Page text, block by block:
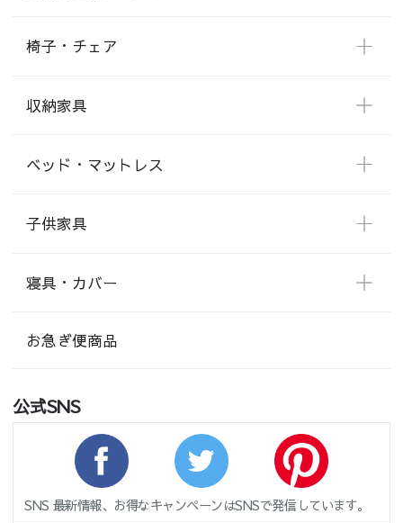
椅子・チェア
収納家具
ベッド・マットレス
子供家具
寝具・カバー
お急ぎ便商品
公式SNS
SNS 最新情報、お得なキャンペーンはSNSで発信しています。